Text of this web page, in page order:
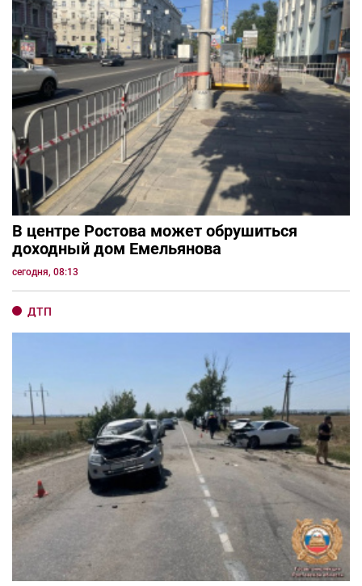
В центре Ростова может обрушиться
доходный дом Емельянова
сегодня, 08:13
ДТП